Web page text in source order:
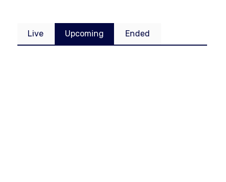
Live Upcoming Ended